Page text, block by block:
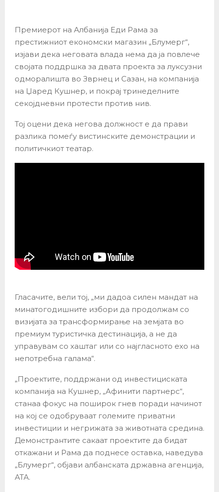
Премиерот на Албанија Еди Рама за
престижниот економски магазин „Блумерг“,
изјави дека неговата влада нема да ја повлече
својата поддршка за двата проекта за луксузни
одморалишта во Зврнец и Сазан, на компанија
на Џаред Кушнер, и покрај тринеделните
секојдневни протести против нив.
Тој оцени дека негова должност е да прави
разлика помеѓу вистинските демонстрации и
политичкиот театар.
Гласачите, вели тој, „ми дадоа силен мандат на
минатогодишните избори да продолжам со
визијата за трансформирање на земјата во
премиум туристичка дестинација, а не да
управувам со хаштаг или со најгласното ехо на
непотребна галама“.
„Проектите, поддржани од инвестициската
компанија на Кушнер, „Афинити партнерс“,
станаа фокус на поширок гнев поради начинот
на кој се одобруваат големите приватни
инвестиции и негрижата за животната средина.
Демонстрантите сакаат проектите да бидат
откажани и Рама да поднесе оставка, наведува
„Блумерг“, објави албанската државна агенција,
АТА.